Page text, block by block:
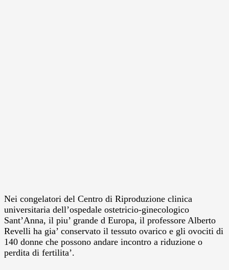
Nei congelatori del Centro di Riproduzione clinica
universitaria dell’ospedale ostetricio-ginecologico
Sant’Anna, il piu’ grande d Europa, il professore Alberto
Revelli ha gia’ conservato il tessuto ovarico e gli ovociti di
140 donne che possono andare incontro a riduzione o
perdita di fertilita’.